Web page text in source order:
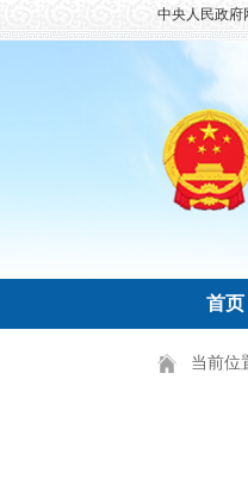
中央人民政府
首页
当前位